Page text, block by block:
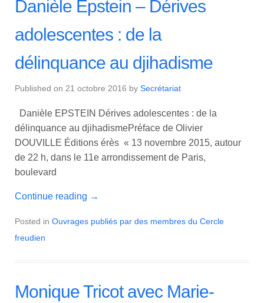
Danièle Epstein – Dérives
adolescentes : de la
délinquance au djihadisme
Published on 21 octobre 2016 by Secrétariat
Danièle EPSTEIN Dérives adolescentes : de la
délinquance au djihadismePréface de Olivier
DOUVILLE Éditions érès « 13 novembre 2015, autour
de 22 h, dans le 11e arrondissement de Paris,
boulevard
Continue reading →
Posted in Ouvrages publiés par des membres du Cercle
freudien
Monique Tricot avec Marie-